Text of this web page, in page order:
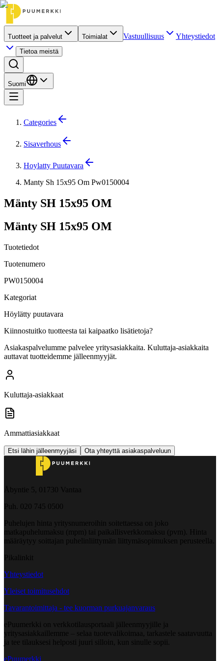
Tuotteet ja palvelut Toimialat Vastuullisuus Yhteystiedot
Tietoa meistä
Suomi
Categories
Sisaverhous
Hoylatty Puutavara
Manty Sh 15x95 Om Pw0150004
Mänty SH 15x95 OM
Mänty SH 15x95 OM
Tuotetiedot
Tuotenumero
PW0150004
Kategoriat
Höylätty puutavara
Kiinnostuitko tuotteesta tai kaipaatko lisätietoja?
Asiakaspalvelumme palvelee yritysasiakkaita. Kuluttaja-asiakkaita
auttavat tuotteidemme jälleenmyyjät.
Kuluttaja-asiakkaat
Ammattiasiakkaat
Etsi lähin jälleenmyyjäsi Ota yhteyttä asiakaspalveluun
Åbyntie 5, 01730 Vantaa
Puh. 020 745 0500
Puhelujen hinta yritysnumeroihin soitettaessa on joko
matkapuhelumaksu (mpm) tai paikallisverkkomaksu (pvm). Hinta
määräytyy soittajan puhelinliittymän liittymäsopimuksen perusteella.
Pikalinkit
Yhteystiedot
Yleiset toimitusehdot
Tavarantoimittaja - tee kuorman purkuajanvaraus
ePuumerkki on verkkotilausportaali jälleenmyyjille ja
yritysasiakkaillemme – selaa tuotevalikoimaa, tarkastele saatavuutta
ja tee tilauksesi helposti juuri silloin, kun sinulle sopii.
ePuumerkki